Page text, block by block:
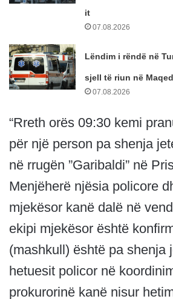
it
07.08.2026
Lëndim i rëndë në
sjell të riun në
07.08.2026
“Rreth orës 09:30 kemi
për një person pa shenja
në rrugën ”Garibaldi” në
Menjëherë njësia policore
mjekësor kanë dalë në
ekipi mjekësor është
(mashkull) është pa shenja
hetuesit policor në
prokurorinë kanë nisur